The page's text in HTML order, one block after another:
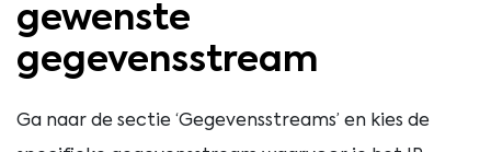
gewenste
gegevensstream
Ga naar de sectie ‘Gegevensstreams’ en kies de